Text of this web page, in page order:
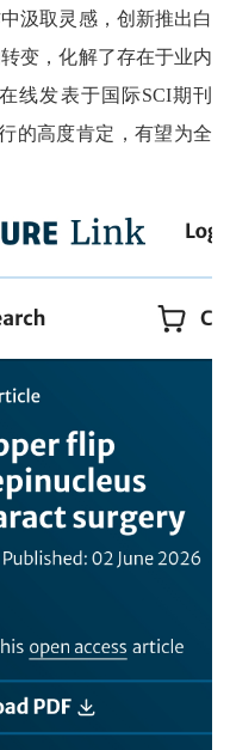
汲取灵感，创新推出白
变，化解了存在于业内
线发表于国际SCI期刊
的高度肯定，有望为全